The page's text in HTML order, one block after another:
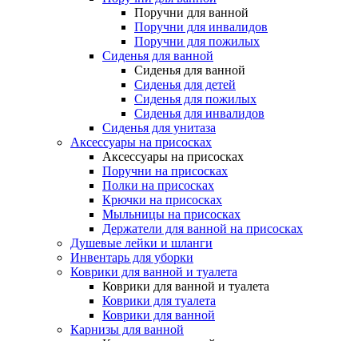
Поручни для ванной
Поручни для инвалидов
Поручни для пожилых
Сиденья для ванной
Сиденья для ванной
Сиденья для детей
Сиденья для пожилых
Сиденья для инвалидов
Сиденья для унитаза
Аксессуары на присосках
Аксессуары на присосках
Поручни на присосках
Полки на присосках
Крючки на присосках
Мыльницы на присосках
Держатели для ванной на присосках
Душевые лейки и шланги
Инвентарь для уборки
Коврики для ванной и туалета
Коврики для ванной и туалета
Коврики для туалета
Коврики для ванной
Карнизы для ванной